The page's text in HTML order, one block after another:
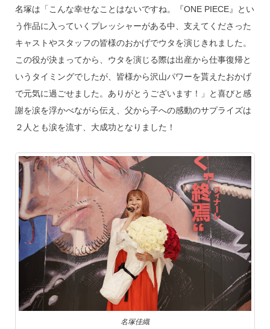
名塚は「こんな幸せなことはないですね。『ONE PIECE』とい
う作品に入っていくプレッシャーがある中、支えてくださった
キャストやスタッフの皆様のおかげでウタを演じきれました。
この役が決まってから、ウタを演じる際は出産から仕事復帰と
いうタイミングでしたが、皆様から沢山パワーを貰えたおかげ
で元気に過ごせました。ありがとうございます！」と喜びと感
謝を涙を浮かべながら伝え、父から子への感動のサプライズは
２人とも涙を流す、大成功となりました！
名塚佳織